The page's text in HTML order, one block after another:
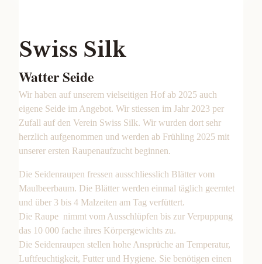
Swiss Silk
Watter Seide
Wir haben auf unserem vielseitigen Hof ab 2025 auch
eigene Seide im Angebot. Wir stiessen im Jahr 2023 per
Zufall auf den Verein Swiss Silk. Wir wurden dort sehr
herzlich aufgenommen und werden ab Frühling 2025 mit
unserer ersten Raupenaufzucht beginnen.
Die Seidenraupen fressen ausschliesslich Blätter vom
Maulbeerbaum. Die Blätter werden einmal täglich geerntet
und über 3 bis 4 Malzeiten am Tag verfüttert.
Die Raupe nimmt vom Ausschlüpfen bis zur Verpuppung
das 10 000 fache ihres Körpergewichts zu.
Die Seidenraupen stellen hohe Ansprüche an Temperatur,
Luftfeuchtigkeit, Futter und Hygiene. Sie benötigen einen